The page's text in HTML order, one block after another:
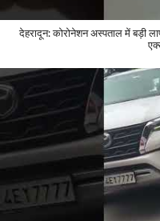
देहरादून: कोरोनेशन अस्पताल में बड़ी